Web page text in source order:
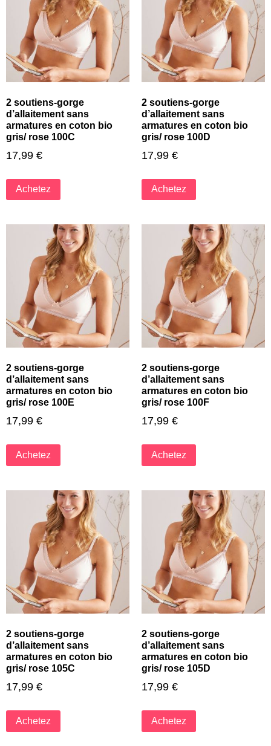
2 soutiens-gorge
d’allaitement sans
armatures en coton bio
gris/ rose 100C
17,99 €
Achetez
2 soutiens-gorge
d’allaitement sans
armatures en coton bio
gris/ rose 100D
17,99 €
Achetez
2 soutiens-gorge
d’allaitement sans
armatures en coton bio
gris/ rose 100E
17,99 €
Achetez
2 soutiens-gorge
d’allaitement sans
armatures en coton bio
gris/ rose 100F
17,99 €
Achetez
2 soutiens-gorge
d’allaitement sans
armatures en coton bio
gris/ rose 105C
17,99 €
Achetez
2 soutiens-gorge
d’allaitement sans
armatures en coton bio
gris/ rose 105D
17,99 €
Achetez